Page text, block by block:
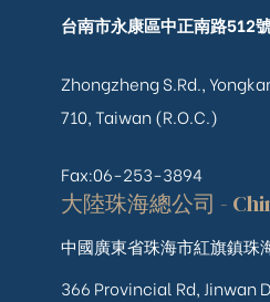
台南市永康區中正南路512
Zhongzheng S.Rd.,
710, Taiwan (R.O.C.)
Fax:06-253-3894
大陸珠海總公司 -
中國廣東省珠海市紅旗鎮珠
366 Provincial Rd, Jinwan